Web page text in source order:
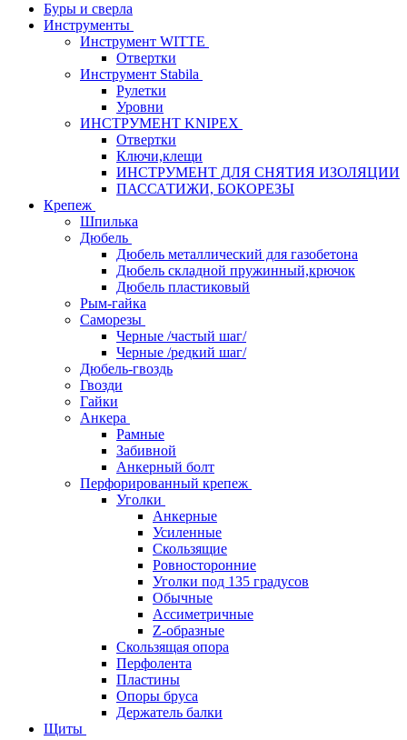
Буры и сверла
Инструменты
Инструмент WITTE
Отвертки
Инструмент Stabila
Рулетки
Уровни
ИНСТРУМЕНТ KNIPEX
Отвертки
Ключи,клещи
ИНСТРУМЕНТ ДЛЯ СНЯТИЯ ИЗОЛЯЦИИ
ПАССАТИЖИ, БОКОРЕЗЫ
Крепеж
Шпилька
Дюбель
Дюбель металлический для газобетона
Дюбель складной пружинный,крючок
Дюбель пластиковый
Рым-гайка
Саморезы
Черные /частый шаг/
Черные /редкий шаг/
Дюбель-гвоздь
Гвозди
Гайки
Анкера
Рамные
Забивной
Анкерный болт
Перфорированный крепеж
Уголки
Анкерные
Усиленные
Скользящие
Ровносторонние
Уголки под 135 градусов
Обычные
Ассиметричные
Z-образные
Скользящая опора
Перфолента
Пластины
Опоры бруса
Держатель балки
Щиты